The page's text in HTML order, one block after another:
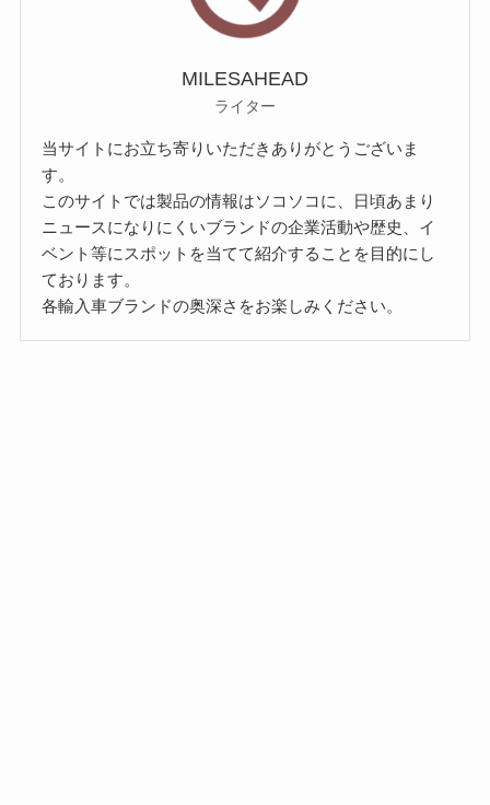
MILESAHEAD
ライター
当サイトにお立ち寄りいただきありがとうございま
す。
このサイトでは製品の情報はソコソコに、日頃あまり
ニュースになりにくいブランドの企業活動や歴史、イ
ベント等にスポットを当てて紹介することを目的にし
ております。
各輸入車ブランドの奥深さをお楽しみください。